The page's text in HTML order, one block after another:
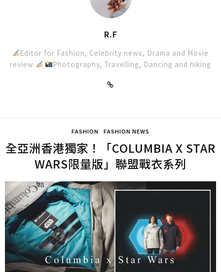
R.F
Editor for Fashion, Celebrity news, Drama and Movie
review
Photography, Travelling, Dancing and hiking
FASHION FASHION NEWS
全亞洲香港獨家！「COLUMBIA X STAR
WARS限量版」聯盟戰衣系列